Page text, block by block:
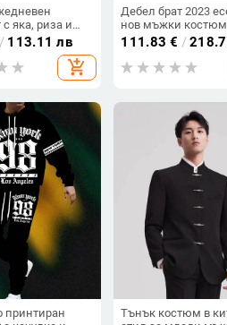
яка, риза и
голям размер,
3XL 4XL,
/ 113.11 лв
add_shopping_cart
Дебел брат 2023
нов мъжки
големи размери,
ежедневен бизнес
костюм, свободен
111.83 € /
принтиран
Тънък костюм в